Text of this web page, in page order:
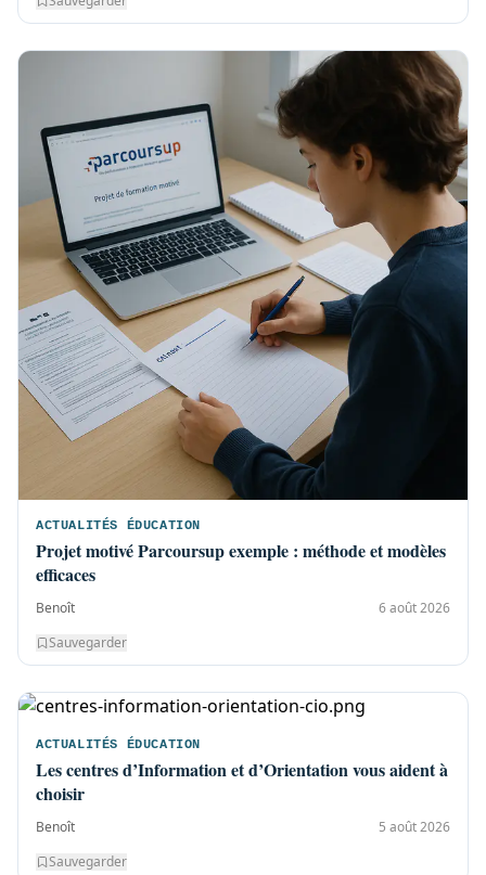
ACTUALITÉS ÉDUCATION
Projet motivé Parcoursup exemple : méthode et modèles
efficaces
Benoît
6 août 2026
Sauvegarder
ACTUALITÉS ÉDUCATION
Les centres d’Information et d’Orientation vous aident à
choisir
Benoît
5 août 2026
Sauvegarder